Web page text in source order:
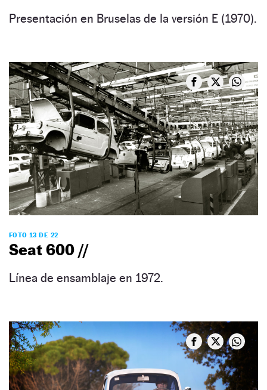
Presentación en Bruselas de la versión E (1970).
FOTO 13 DE 22
Seat 600 //
Línea de ensamblaje en 1972.